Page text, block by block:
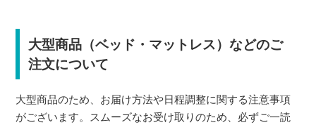
大型商品（ベッド・マットレス）などのご
注文について
大型商品のため、お届け方法や日程調整に関する注意事項
がございます。スムーズなお受け取りのため、必ずご一読